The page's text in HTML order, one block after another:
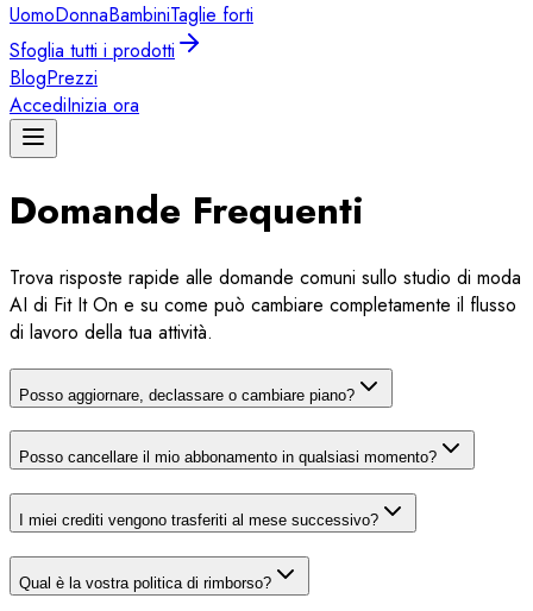
UomoDonnaBambiniTaglie forti
Sfoglia tutti i prodotti
BlogPrezzi
AccediInizia ora
Domande Frequenti
Trova risposte rapide alle domande comuni sullo studio di moda
AI di Fit It On e su come può cambiare completamente il flusso
di lavoro della tua attività.
Posso aggiornare, declassare o cambiare piano?
Posso cancellare il mio abbonamento in qualsiasi momento?
I miei crediti vengono trasferiti al mese successivo?
Qual è la vostra politica di rimborso?